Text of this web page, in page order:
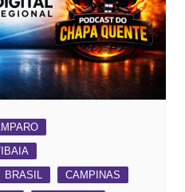
BRASIL
CAMPINAS